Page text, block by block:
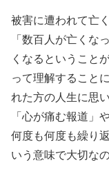
被害に遭われて亡
「数百人が亡くな
くなるということ
って理解すること
れた方の人生に思
「心が痛む報道」
何度も何度も繰り
いう意味で大切な